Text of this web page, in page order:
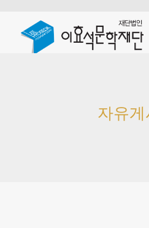
자유